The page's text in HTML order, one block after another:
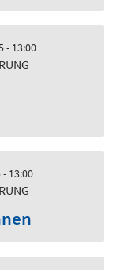
- 13:00
- 13:00